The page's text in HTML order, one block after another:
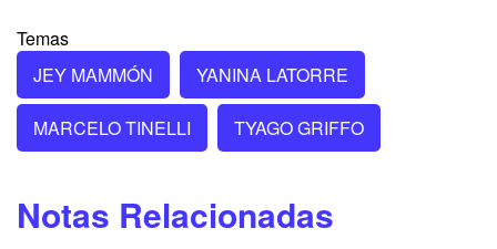
Temas
JEY MAMMÓN
YANINA LATORRE
MARCELO TINELLI TYAGO GRIFFO
Notas Relacionadas